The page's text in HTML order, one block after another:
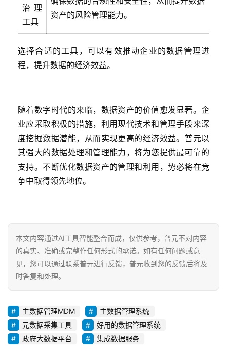
治理
工具
资产的风险管理能力。
选择合适的工具，可以有效推动企业的数据管理进
程，提升数据的经济效益。
随着数字时代的来临，数据资产的价值愈发显著。企
业应采取积极的措施，利用现代技术和管理手段来深
度挖掘数据潜能，从而实现更高的经济效益。普元以
其强大的数据处理和管理能力，将为您提供最可靠的
支持。不断优化数据资产的管理和利用，势必将在竞
争中取得领先地位。
本文内容通过AI工具智能整合而成，仅供参考，普元不对内容
的真实、准确或完整作任何形式的承诺。如有任何问题或意
见，您可以通过联系普元进行反馈，普元收到您的反馈后将及
时答复和处理。
主数据管理MDM
主数据管理系统
元数据采集工具
好用的数据管理系统
政府大数据平台
集成数据服务